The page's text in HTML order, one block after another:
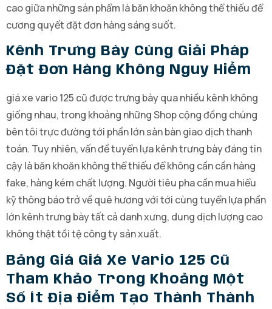
cao giữa những sản phẩm là băn khoăn không thể thiếu để
cương quyết đặt đơn hàng sáng suốt.
Kênh Trưng Bày Cùng Giải Pháp
Đặt Đơn Hàng Không Nguy Hiểm
giá xe vario 125 cũ được trưng bày qua nhiều kênh không
giống nhau, trong khoảng những Shop cộng đồng chúng
bên tôi trực đường tới phần lớn sàn bàn giao dịch thanh
toán. Tuy nhiên, vấn đề tuyển lựa kênh trưng bày đáng tin
cậy là băn khoăn không thể thiếu để không cần cần hàng
fake, hàng kém chất lượng. Người tiêu pha cần mua hiểu
kỹ thông báo trở về quê hương với tới cùng tuyển lựa phần
lớn kênh trưng bày tất cả danh xưng, dung dịch lượng cao
không thật tồi tệ công ty sản xuất.
Bảng Giá Giá Xe Vario 125 Cũ
Tham Khảo Trong Khoảng Một
Số Ít Địa Điểm Tạo Thành Thành